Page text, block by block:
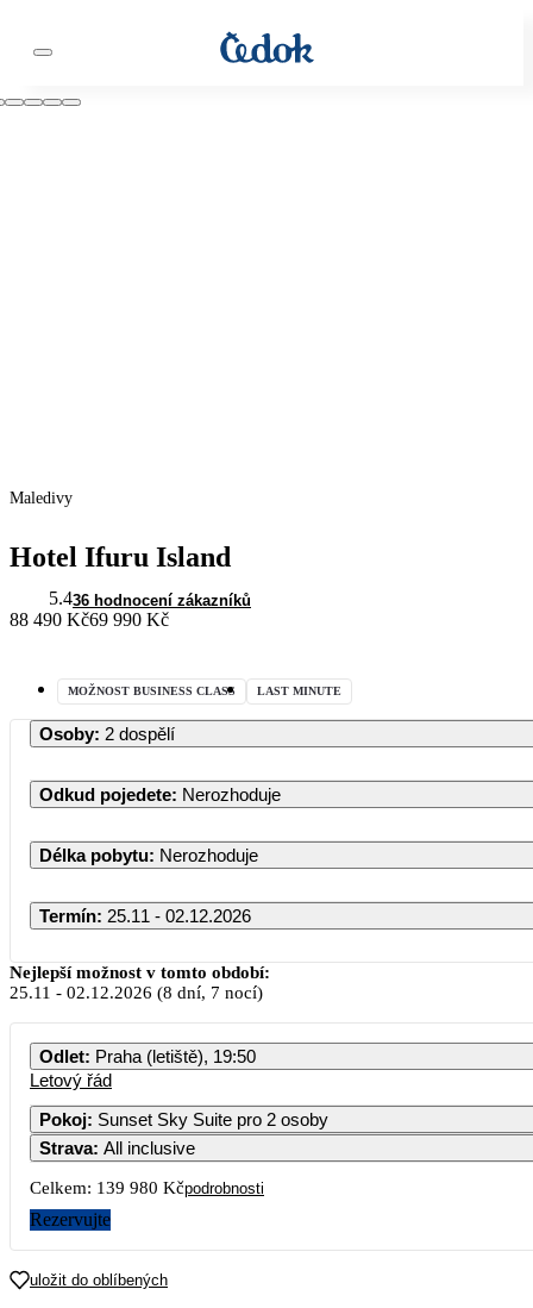
Maledivy
Hotel Ifuru Island
5.436 hodnocení zákazníků
88 490 Kč69 990 Kč
MOŽNOST BUSINESS CLASS LAST MINUTE
Osoby: 2 dospělí
Odkud pojedete: Nerozhoduje
Délka pobytu: Nerozhoduje
Termín: 25.11 - 02.12.2026
Nejlepší možnost v tomto období:
25.11 - 02.12.2026 (8 dní, 7 nocí)
Odlet: Praha (letiště), 19:50
Letový řád
Pokoj: Sunset Sky Suite pro 2 osoby
Strava: All inclusive
Celkem: 139 980 Kčpodrobnosti
Rezervujte
uložit do oblíbených